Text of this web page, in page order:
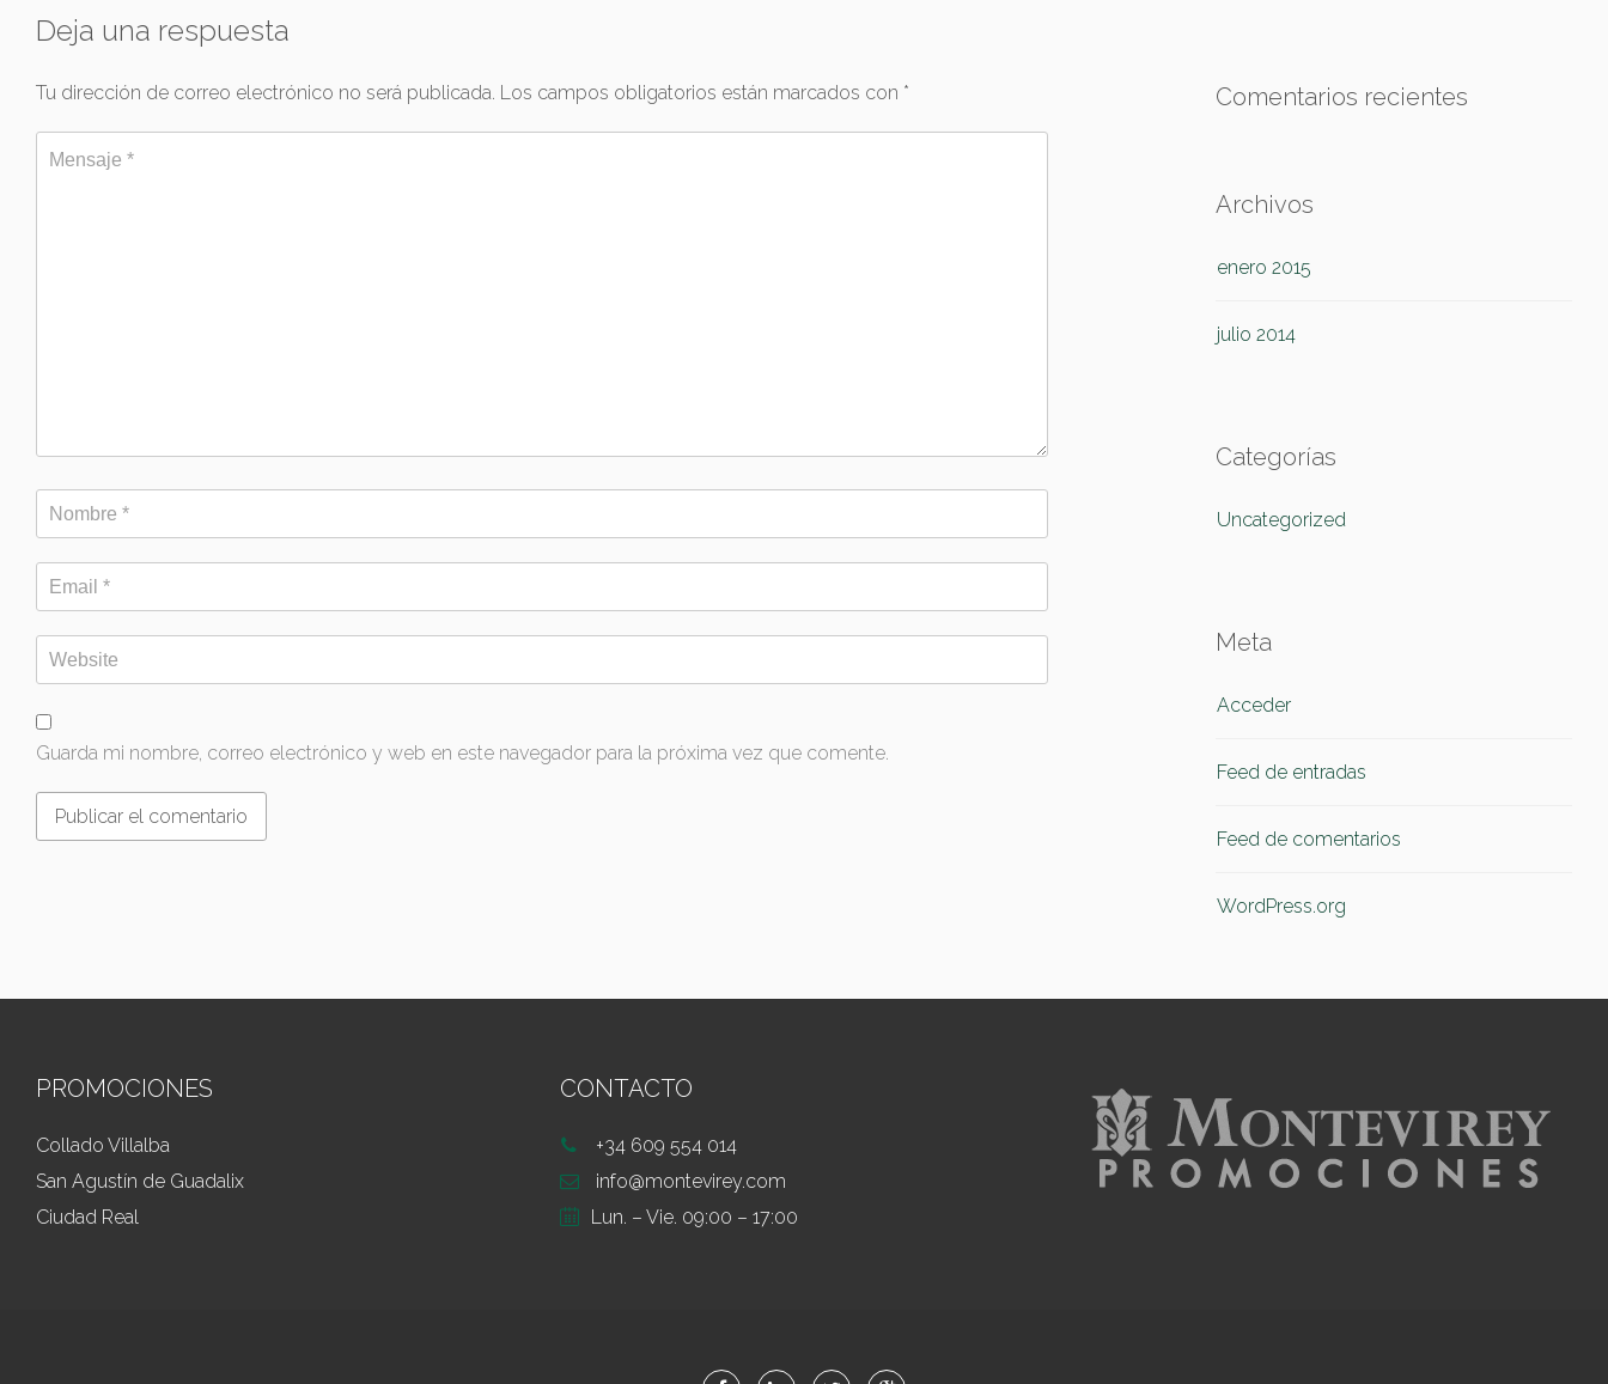
Deja una respuesta
Tu dirección de correo electrónico no será publicada. Los campos obligatorios están marcados con *
Guarda mi nombre, correo electrónico y web en este navegador para la próxima vez que comente.
Comentarios recientes
Archivos
enero 2015
julio 2014
Categorías
Uncategorized
Meta
Acceder
Feed de entradas
Feed de comentarios
WordPress.org
PROMOCIONES
Collado Villalba
San Agustín de Guadalix
Ciudad Real
CONTACTO
+34 609 554 014
info@montevirey.com
Lun. – Vie. 09:00 – 17:00